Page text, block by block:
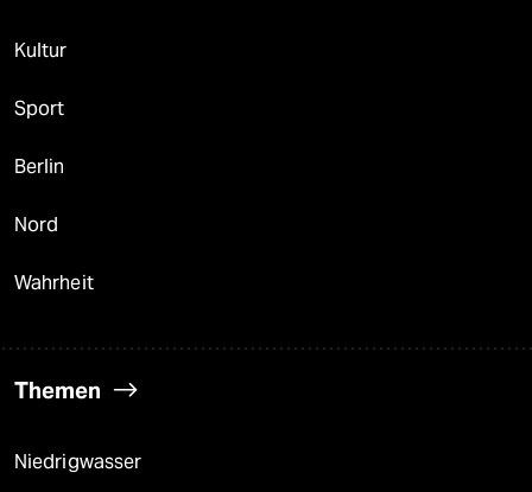
Kultur
Sport
Berlin
Nord
Wahrheit
Themen
Niedrigwasser